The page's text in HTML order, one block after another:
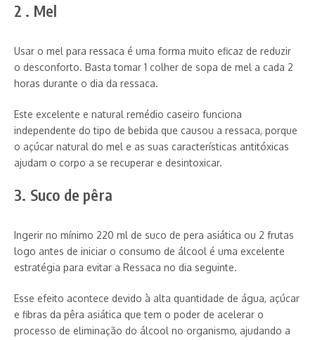
2 . Mel
Usar o mel para ressaca é uma forma muito eficaz de reduzir
o desconforto. Basta tomar 1 colher de sopa de mel a cada 2
horas durante o dia da ressaca.
Este excelente e natural remédio caseiro funciona
independente do tipo de bebida que causou a ressaca, porque
o açúcar natural do mel e as suas características antitóxicas
ajudam o corpo a se recuperar e desintoxicar.
3. Suco de pêra
Ingerir no mínimo 220 ml de suco de pera asiática ou 2 frutas
logo antes de iniciar o consumo de álcool é uma excelente
estratégia para evitar a Ressaca no dia seguinte.
Esse efeito acontece devido à alta quantidade de água, açúcar
e fibras da pêra asiática que tem o poder de acelerar o
processo de eliminação do álcool no organismo, ajudando a